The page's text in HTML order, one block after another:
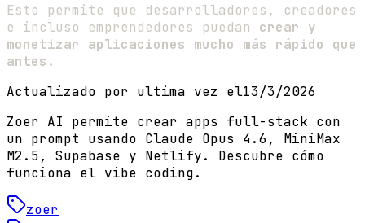
Esto permite que desarrolladores, creadores
e incluso emprendedores puedan crear y
monetizar aplicaciones mucho más rápido que
antes .
Actualizado por ultima vez el13/3/2026
Zoer AI permite crear apps full-stack con
un prompt usando Claude Opus 4.6, MiniMax
M2.5, Supabase y Netlify. Descubre cómo
funciona el vibe coding.
zoer